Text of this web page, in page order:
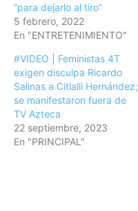
“para dejarlo al tiro”
5 febrero, 2022
En "ENTRETENIMIENTO"
#VIDEO | Feministas 4T
exigen disculpa Ricardo
Salinas a Citlalli Hernández;
se manifestaron fuera de
TV Azteca
22 septiembre, 2023
En "PRINCIPAL"